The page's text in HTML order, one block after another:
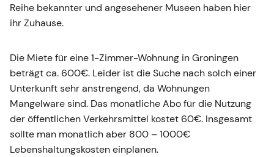
Reihe bekannter und angesehener Museen haben hier
ihr Zuhause.
Die Miete für eine 1-Zimmer-Wohnung in Groningen
beträgt ca. 600€. Leider ist die Suche nach solch einer
Unterkunft sehr anstrengend, da Wohnungen
Mangelware sind. Das monatliche Abo für die Nutzung
der öffentlichen Verkehrsmittel kostet 60€. Insgesamt
sollte man monatlich aber 800 – 1000€
Lebenshaltungskosten einplanen.